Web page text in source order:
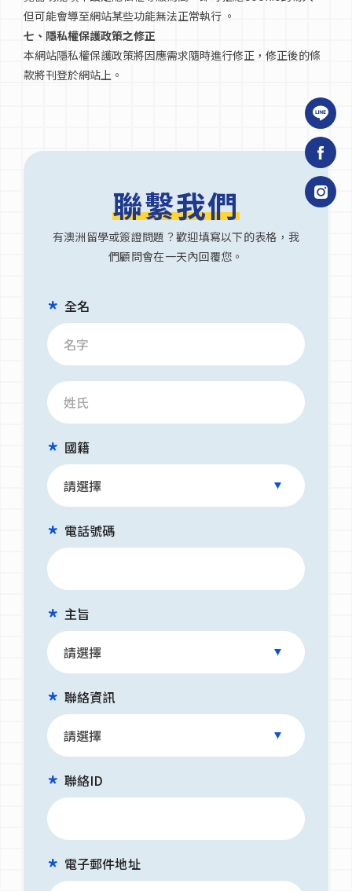
但可能會導至網站某些功能無法正常執行 。
七、隱私權保護政策之修正
本網站隱私權保護政策將因應需求隨時進行修正，修正後的條
款將刊登於網站上。
聯繫我們
有澳洲留學或簽證問題？歡迎填寫以下的表格，我
們顧問會在一天內回覆您。
全名
國籍
電話號碼
主旨
聯絡資訊
聯絡ID
電子郵件地址